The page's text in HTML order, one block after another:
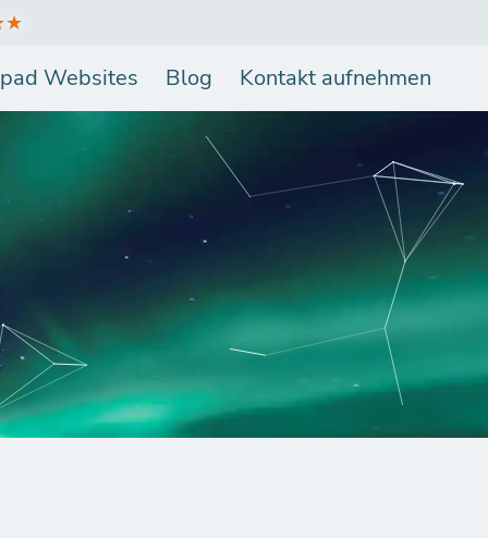
Websites Blog Kontakt aufnehmen